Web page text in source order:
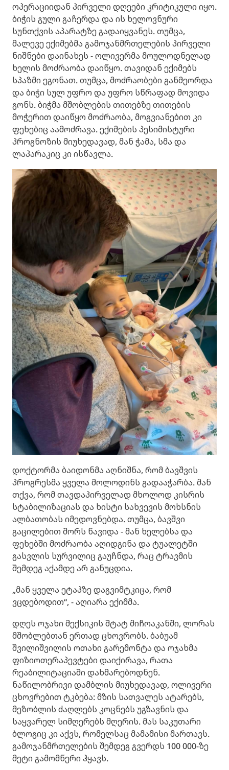
ოპერაციიდან პირველი დღეები კრიტიკული იყო.
ბიჭის გული გაჩერდა და ის ხელოვნური
სუნთქვის აპარატზე გადაიყვანეს. თუმცა,
მალევე ექიმებმა გამოჯანმრთელების პირველი
ნიშნები დაინახეს - ოლივერმა მოულოდნელად
ხელის მოძრაობა დაიწყო. თავიდან ექიმებს
სპაზმი ეგონათ. თუმცა, მოძრაობები განმეორდა
და ბიჭი სულ უფრო და უფრო სწრაფად მოვიდა
გონს. ბიჭმა მშობლების თითებზე თითების
მოჭერით დაიწყო მოძრაობა, მოგვიანებით კი
ფეხებიც აამოძრავა. ექიმების პესიმისტური
პროგნოზის მიუხედავად, მან ჭამა, სმა და
ლაპარაკიც კი ისწავლა.
დოქტორმა ბაიდონმა აღნიშნა, რომ ბავშვის
პროგრესმა ყველა მოლოდინს გადააჭარბა. მან
თქვა, რომ თავდაპირველად მხოლოდ კისრის
სტაბილიზაციას და ხისტი სახვევის მოხსნის
ალბათობას იმედოვნებდა. თუმცა, ბავშვი
გაცილებით შორს წავიდა - მან ხელებსა და
ფეხებში მოძრაობა აღიდგინა და ტუალეტში
გასვლის სურვილიც გაუჩნდა, რაც ტრავმის
შემდეგ აქამდე არ განუცდია.
„მან ყველა ეტაპზე დაგვიმტკიცა, რომ
ვცდებოდით“, - აღიარა ექიმმა.
დღეს ოჯახი მექსიკის შტატ მიჩოაკანში, ლორას
მშობლებთან ერთად ცხოვრობს. ბაბუამ
შვილიშვილის ოთახი გარემონტა და ოჯახმა
ფიზიოთერაპევტები დაიქირავა, რათა
რეაბილიტაციაში დახმარებოდნენ.
ნაწილობრივი დამბლის მიუხედავად, ოლივერი
ცხოვრებით ტკბება: მზის სათვალეს ატარებს,
მეზობლის ძაღლებს კოცნებს უგზავნის და
საყვარელ სიმღერებს მღერის. მას საკუთარი
ბლოგიც კი აქვს, რომელსაც მამამისი მართავს.
გამოჯანმრთელების შემდეგ გვერდს 100 000-ზე
მეტი გამომწერი ჰყავს.